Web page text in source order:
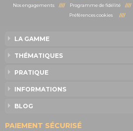
Nos engagements//// Programme de fidélité////
Préférences cookies
////
LA GAMME
THÉMATIQUES
PRATIQUE
INFORMATIONS
BLOG
PAIEMENT SÉCURISÉ